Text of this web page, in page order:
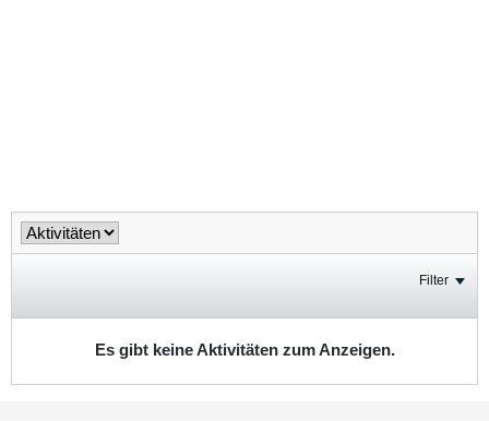
Filter
Es gibt keine Aktivitäten zum Anzeigen.